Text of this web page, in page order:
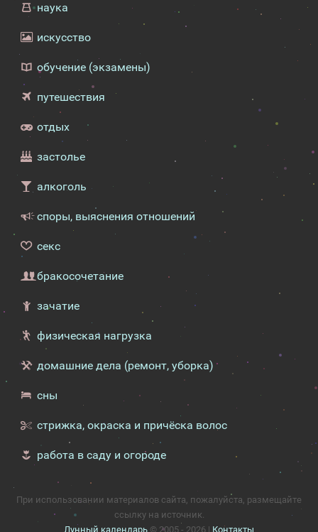
наука
искусство
обучение (экзамены)
путешествия
отдых
застолье
алкоголь
споры, выяснения отношений
секс
бракосочетание
зачатие
физическая нагрузка
домашние дела (ремонт, уборка)
сны
стрижка, окраска и причёска волос
работа в саду и огороде
При использовании материалов сайта, пожалуйста, размещайте
ссылку на источник.
Лунный календарь © 2005 - 2026 | Контакты